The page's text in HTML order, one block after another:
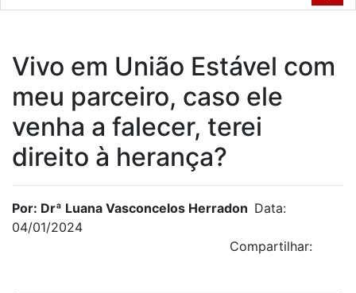
Vivo em União Estável com
meu parceiro, caso ele
venha a falecer, terei
direito à herança?
Por: Drª Luana Vasconcelos Herradon Data:
04/01/2024
Compartilhar: